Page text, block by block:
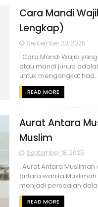
Cara Mandi
Lengkap)
September 20, 2025
Cara Mandi Wajib
atau mandi junub
untuk mengangkat had...
READ MORE
Aurat Antara
Muslim
September 18, 2025
Aurat Antara Muslimah
antara wanita
menjadi persoalan
READ MORE